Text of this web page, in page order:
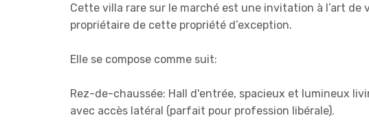
Cette villa rare sur le marché est une invitation à l’art de
propriétaire de cette propriété d’exception.
Elle se compose comme suit:
Rez-de-chaussée: Hall d'entrée, spacieux et lumineux
avec accès latéral (parfait pour profession libérale).